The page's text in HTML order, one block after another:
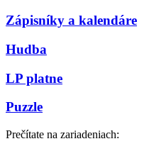
Zápisníky a kalendáre
Hudba
LP platne
Puzzle
Prečítate na zariadeniach: